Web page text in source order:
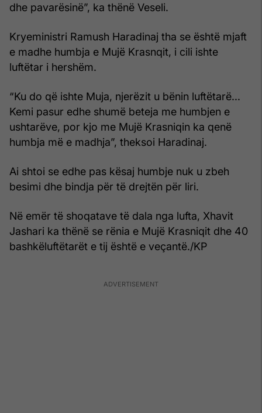
dhe pavarësinë”, ka thënë Veseli.
Kryeministri Ramush Haradinaj tha se është mjaft
e madhe humbja e Mujë Krasnqit, i cili ishte
luftëtar i hershëm.
“Ku do që ishte Muja, njerëzit u bënin luftëtarë...
Kemi pasur edhe shumë beteja me humbjen e
ushtarëve, por kjo me Mujë Krasniqin ka qenë
humbja më e madhja”, theksoi Haradinaj.
Ai shtoi se edhe pas kësaj humbje nuk u zbeh
besimi dhe bindja për të drejtën për liri.
Në emër të shoqatave të dala nga lufta, Xhavit
Jashari ka thënë se rënia e Mujë Krasniqit dhe 40
bashkëluftëtarët e tij është e veçantë./KP